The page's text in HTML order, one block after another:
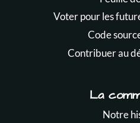
Voter pour les
Code
Contribuer au
La
Notre